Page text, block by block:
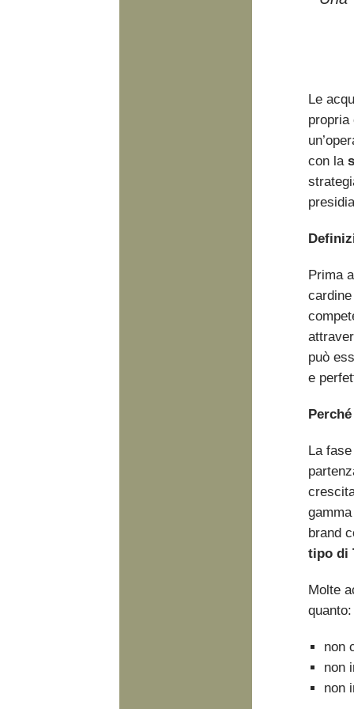
Le
propria
con la
Prima
può
e
La
brand
tipo di
Molte
quanto:
non
non
non